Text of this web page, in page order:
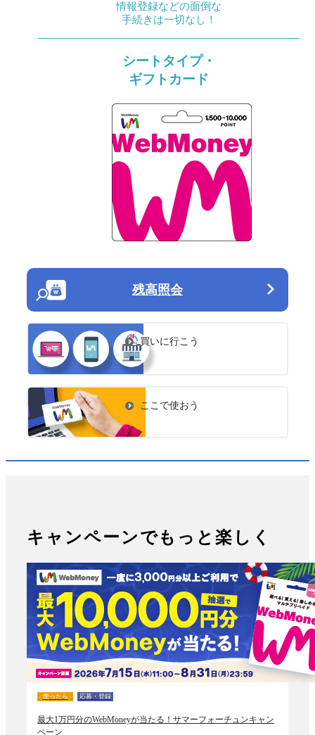
情報登録などの面倒な
手続きは一切なし！
シートタイプ・
ギフトカード
残高照会
買いに行こう
ここで使おう
キャンペーンでもっと楽しく
使ったら 応募・登録
最大1万円分のWebMoneyが当たる！サマーフォーチュンキャン
ペーン